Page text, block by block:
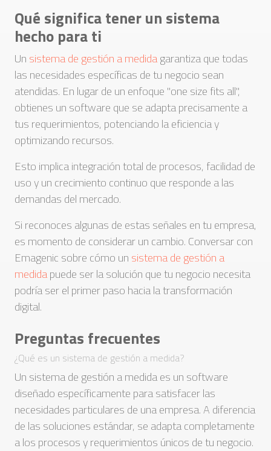
Qué significa tener un sistema
hecho para ti
Un sistema de gestión a medidagarantiza que todas
las necesidades específicas de tu negocio sean
atendidas. En lugar de un enfoque "one size fits all",
obtienes un software que se adapta precisamente a
tus requerimientos, potenciando la eficiencia y
optimizando recursos.
Esto implica integración total de procesos, facilidad de
uso y un crecimiento continuo que responde a las
demandas del mercado.
Si reconoces algunas de estas señales en tu empresa,
es momento de considerar un cambio. Conversar con
Emagenic sobre cómo un sistema de gestión a
medidapuede ser la solución que tu negocio necesita
podría ser el primer paso hacia la transformación
digital.
Preguntas frecuentes
¿Qué es un sistema de gestión a medida?
Un sistema de gestión a medida es un software
diseñado específicamente para satisfacer las
necesidades particulares de una empresa. A diferencia
de las soluciones estándar, se adapta completamente
a los procesos y requerimientos únicos de tu negocio.